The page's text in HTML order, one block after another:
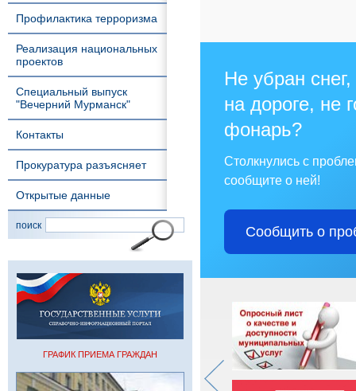
Профилактика терроризма
Реализация национальных
проектов
Специальный выпуск
"Вечерний Мурманск"
Контакты
Прокуратура разъясняет
Открытые данные
поиск
ГРАФИК ПРИЕМА ГРАЖДАН
Не убран
на дороге, не
фонарь?
Столкнулись с
сообщите о ней!
Сообщить о